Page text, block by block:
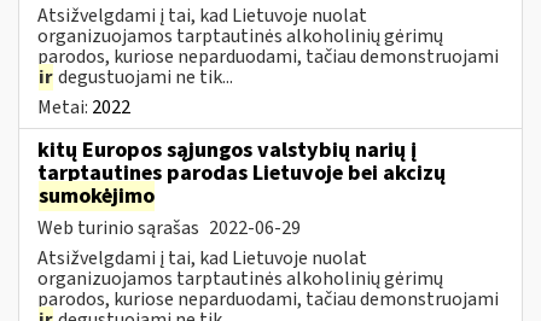
Atsižvelgdami į tai, kad Lietuvoje nuolat
organizuojamos tarptautinės alkoholinių gėrimų
parodos, kuriose neparduodami, tačiau demonstruojami
irdegustuojami ne tik...
Metai: 2022
kitų Europos sąjungos valstybių narių į
tarptautines parodas Lietuvoje bei akcizų
sumokėjimo
Web turinio sąrašas 2022-06-29
Atsižvelgdami į tai, kad Lietuvoje nuolat
organizuojamos tarptautinės alkoholinių gėrimų
parodos, kuriose neparduodami, tačiau demonstruojami